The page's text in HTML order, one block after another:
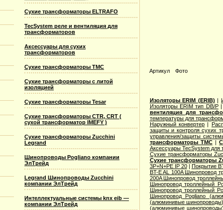
Сухие трансформаторы ELTRAFO
TecSystem реле и вентиляция для
трансформаторов
Аксессуары для сухих
трансформаторов
Сухие трансформаторы TMC
Сухие трансформаторы с литой
изоляцией
Сухие трансформаторы Tesar
Сухие трансформаторы CTR, CRT (
сухой трансформатор IMEFY )
Сухие трансформаторы Zucchini
Legrand
Шинопроводы Pogliano компании
ЭлТрейд
Legrand Шинопроводы Zucchini
компании ЭлТрейд
Интеллектуальные системы knx eib —
компании ЭлТрейд
Артикул Фото
Изоляторы ERIM (ERIB) |
Изоляторы ERIM тип DB/P
вентиляция для
температуры для
Наружный конвертер |
защиты и контроля сухих
управления/защиты
трансформаторы TMC|
Аксессуары TecSystem для
Сухие трансформаторы
Сухие трансформаторы
3P+N+PE IP 20| Покрытие
BT-E AL 100A Шинопровод
200A Шинопровод
Шинопровод троллейный
Шинопровод троллейный
Шинопровод Pogliano
(алюминивые
(алюминивые